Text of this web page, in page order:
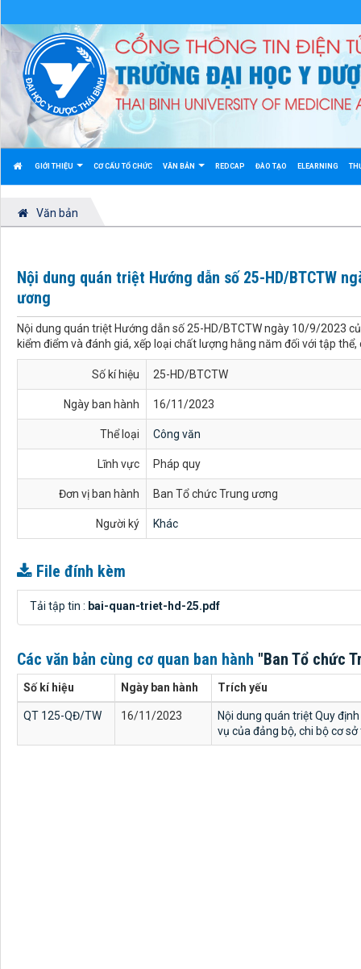
GIỚI THIỆU CƠ CẤU TỔ CHỨC VĂN BẢN REDCAP ĐÀO TẠO ELEARNING
Văn bản
Nội dung quán triệt Hướng dẫn số 25-HD/BTCTW
ương
Nội dung quán triệt Hướng dẫn số 25-HD/BTCTW ngày 10/9/2023
kiểm điểm và đánh giá, xếp loại chất lượng hằng năm đối với tập
Số kí hiệu 25-HD/BTCTW
Ngày ban hành 16/11/2023
Thể loại Công văn
Lĩnh vực Pháp quy
Đơn vị ban hành Ban Tổ chức Trung ương
Người ký Khác
File đính kèm
Tải tập tin : bai-quan-triet-hd-25.pdf
Các văn bản cùng cơ quan ban hành "Ban Tổ chức
Số kí hiệu Ngày ban hành Trích yếu
QT 125-QĐ/TW 16/11/2023
Nội dung quán triệt Quy
vụ của đảng bộ, chi bộ cơ